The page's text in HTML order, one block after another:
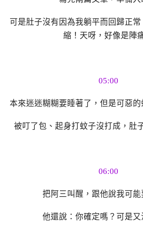
可是肚子沒有因為我躺平而回歸正
縮！天呀，好像是陣
05:00
本來迷迷糊糊要睡著了，但是可惡的
被叮了包、起身打蚊子沒打成，肚
06:00
把阿三叫醒，跟他說我可能
他還說：你確定嗎？可是又